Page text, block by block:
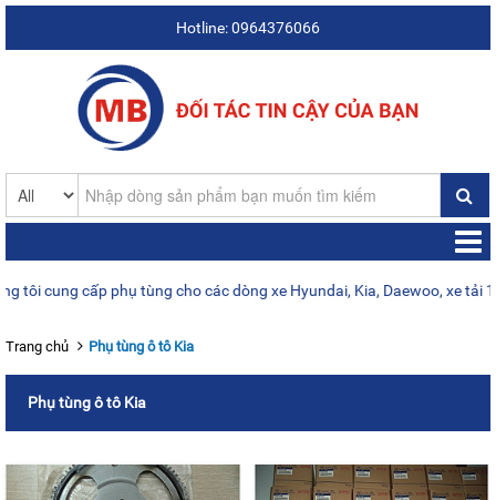
Hotline: 0964376066
cấp phụ tùng cho các dòng xe Hyundai, Kia, Daewoo, xe tải 1–25
Trang chủ Phụ tùng ô tô Kia
Phụ tùng ô tô Kia